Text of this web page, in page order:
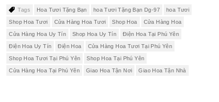
Tags Hoa Tươi Tặng Bạn hoa Tươi Tặng Bạn Dg-97 hoa Tươi
Shop Hoa Tươi Cửa Hàng Hoa Tươi Shop Hoa Cửa Hàng Hoa
Cửa Hàng Hoa Uy Tín Shop Hoa Uy Tín Điện Hoa Tại Phú Yên
Điện Hoa Uy Tín Điện Hoa Cửa Hàng Hoa Tươi Tại Phú Yên
Shop Hoa Tươi Tại Phú Yên Shop Hoa Tại Phú Yên
Cửa Hàng Hoa Tại Phú Yên Giao Hoa Tận Nơi Giao Hoa Tận Nhà